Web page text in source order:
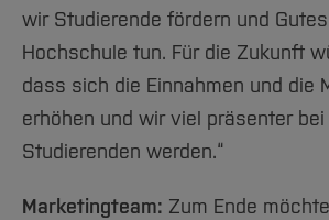
wir Studierende fördern und
Hochschule tun. Für die Zukunft
dass sich die Einnahmen und die
erhöhen und wir viel präsenter bei
Studierenden werden.“
Marketingteam: Zum Ende